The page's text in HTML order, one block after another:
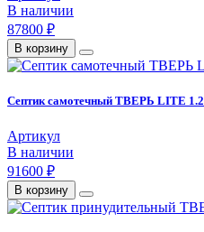
В наличии
87800 ₽
В корзину
Септик самотечный ТВЕРЬ LITE 1.2
Артикул
В наличии
91600 ₽
В корзину